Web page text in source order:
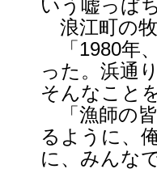
いう嘘っぱ
浪江町の
「1980年
った。浜通
そんなこと
「漁師の
るように、
に、みんな